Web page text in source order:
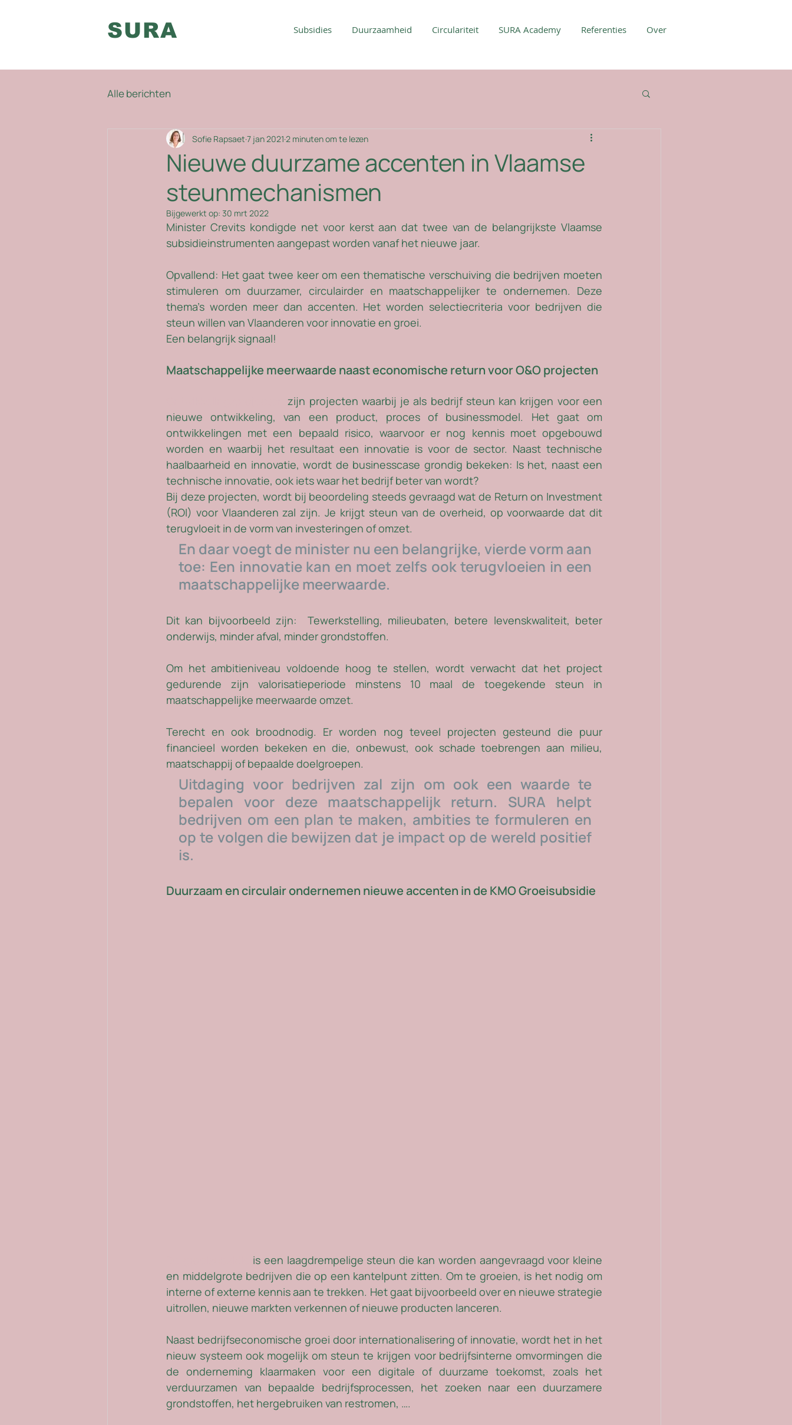
SURA Subsidies Duurzaamheid Circulariteit SURA Academy Referenties Over
Alle berichten
Nieuwe duurzame accenten in Vlaamse
steunmechanismen
Sofie Rapsaet 7 jan 2021 2 minuten om te lezen
Bijgewerkt op: 30 mrt 2022
Minister Crevits kondigde net voor kerst aan dat twee van de belangrijkste Vlaamse
subsidieinstrumenten aangepast worden vanaf het nieuwe jaar.
Opvallend: Het gaat twee keer om een thematische verschuiving die bedrijven moeten
stimuleren om duurzamer, circulairder en maatschappelijker te ondernemen. Deze
thema’s worden meer dan accenten. Het worden selectiecriteria voor bedrijven die
steun willen van Vlaanderen voor innovatie en groei.
Een belangrijk signaal!
Maatschappelijke meerwaarde naast economische return voor O&O projecten
zijn projecten waarbij je als bedrijf steun kan krijgen voor een
nieuwe ontwikkeling, van een product, proces of businessmodel. Het gaat om
ontwikkelingen met een bepaald risico, waarvoor er nog kennis moet opgebouwd
worden en waarbij het resultaat een innovatie is voor de sector. Naast technische
haalbaarheid en innovatie, wordt de businesscase grondig bekeken: Is het, naast een
technische innovatie, ook iets waar het bedrijf beter van wordt?
Bij deze projecten, wordt bij beoordeling steeds gevraagd wat de Return on Investment
(ROI) voor Vlaanderen zal zijn. Je krijgt steun van de overheid, op voorwaarde dat dit
terugvloeit in de vorm van investeringen of omzet.
En daar voegt de minister nu een belangrijke, vierde vorm aan
toe: Een innovatie kan en moet zelfs ook terugvloeien in een
maatschappelijke meerwaarde.
Dit kan bijvoorbeeld zijn:  Tewerkstelling, milieubaten, betere levenskwaliteit, beter
onderwijs, minder afval, minder grondstoffen.
Om het ambitieniveau voldoende hoog te stellen, wordt verwacht dat het project
gedurende zijn valorisatieperiode minstens 10 maal de toegekende steun in
maatschappelijke meerwaarde omzet.
Terecht en ook broodnodig. Er worden nog teveel projecten gesteund die puur
financieel worden bekeken en die, onbewust, ook schade toebrengen aan milieu,
maatschappij of bepaalde doelgroepen.
Uitdaging voor bedrijven zal zijn om ook een waarde te
bepalen voor deze maatschappelijk return. SURA helpt
bedrijven om een plan te maken, ambities te formuleren en
op te volgen die bewijzen dat je impact op de wereld positief
is.
Duurzaam en circulair ondernemen nieuwe accenten in de KMO Groeisubsidie
is een laagdrempelige steun die kan worden aangevraagd voor kleine
en middelgrote bedrijven die op een kantelpunt zitten. Om te groeien, is het nodig om
interne of externe kennis aan te trekken. Het gaat bijvoorbeeld over en nieuwe strategie
uitrollen, nieuwe markten verkennen of nieuwe producten lanceren.
Naast bedrijfseconomische groei door internationalisering of innovatie, wordt het in het
nieuw systeem ook mogelijk om steun te krijgen voor bedrijfsinterne omvormingen die
de onderneming klaarmaken voor een digitale of duurzame toekomst, zoals het
verduurzamen van bepaalde bedrijfsprocessen, het zoeken naar een duurzamere
grondstoffen, het hergebruiken van restromen, ….